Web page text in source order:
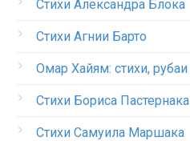
Стихи Александра Блока
Стихи Агнии Барто
Омар Хайям: стихи, рубаи
Стихи Бориса Пастернака
Стихи Самуила Маршака